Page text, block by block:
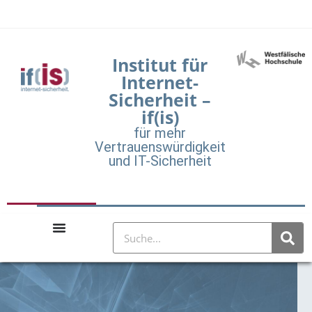
Institut für
Internet-
Sicherheit –
if(is)
für mehr
Vertrauenswürdigkeit
und IT-Sicherheit